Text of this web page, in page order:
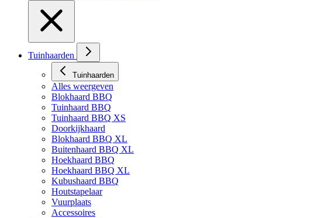
Tuinhaarden
Tuinhaarden
Alles weergeven
Blokhaard BBQ
Tuinhaard BBQ
Tuinhaard BBQ XS
Doorkijkhaard
Blokhaard BBQ XL
Buitenhaard BBQ XL
Hoekhaard BBQ
Hoekhaard BBQ XL
Kubushaard BBQ
Houtstapelaar
Vuurplaats
Accessoires